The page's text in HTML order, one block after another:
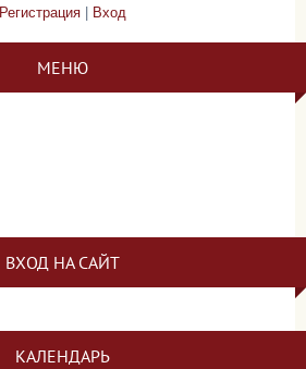
Регистрация| Вход
МЕНЮ
ВХОД НА САЙТ
КАЛЕНДАРЬ